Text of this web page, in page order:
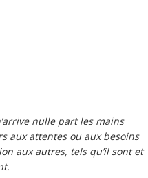
nulle part les mains
aux attentes ou aux besoins
aux autres, tels qu’il sont et